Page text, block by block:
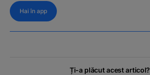
Hai în app
Ți-a plăcut acest articol?